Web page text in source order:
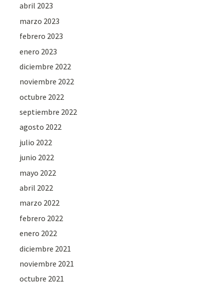
abril 2023
marzo 2023
febrero 2023
enero 2023
diciembre 2022
noviembre 2022
octubre 2022
septiembre 2022
agosto 2022
julio 2022
junio 2022
mayo 2022
abril 2022
marzo 2022
febrero 2022
enero 2022
diciembre 2021
noviembre 2021
octubre 2021